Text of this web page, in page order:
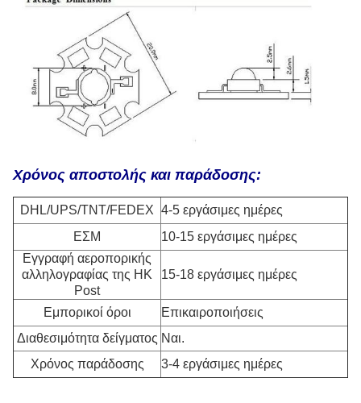
Χρόνος αποστολής και παράδοσης:
DHL/UPS/TNT/FEDEX 4-5 εργάσιμες ημέρες
ΕΣΜ
10-15 εργάσιμες ημέρες
Εγγραφή αεροπορικής
αλληλογραφίας της HK
Post
15-18 εργάσιμες ημέρες
Εμπορικοί όροι
Επικαιροποιήσεις
Διαθεσιμότητα δείγματος Ναι.
Χρόνος παράδοσης
3-4 εργάσιμες ημέρες